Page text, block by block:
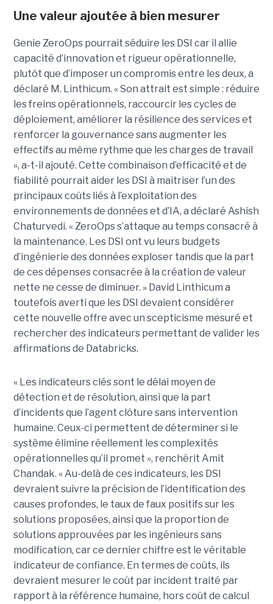
Une valeur ajoutée à bien mesurer
Genie ZeroOps pourrait séduire les DSI car il allie
capacité d’innovation et rigueur opérationnelle,
plutôt que d’imposer un compromis entre les deux, a
déclaré M. Linthicum. « Son attrait est simple : réduire
les freins opérationnels, raccourcir les cycles de
déploiement, améliorer la résilience des services et
renforcer la gouvernance sans augmenter les
effectifs au même rythme que les charges de travail
», a-t-il ajouté. Cette combinaison d’efficacité et de
fiabilité pourrait aider les DSI à maîtriser l’un des
principaux coûts liés à l’exploitation des
environnements de données et d’IA, a déclaré Ashish
Chaturvedi. « ZeroOps s’attaque au temps consacré à
la maintenance. Les DSI ont vu leurs budgets
d’ingénierie des données exploser tandis que la part
de ces dépenses consacrée à la création de valeur
nette ne cesse de diminuer. » David Linthicum a
toutefois averti que les DSI devaient considérer
cette nouvelle offre avec un scepticisme mesuré et
rechercher des indicateurs permettant de valider les
affirmations de Databricks.
« Les indicateurs clés sont le délai moyen de
détection et de résolution, ainsi que la part
d’incidents que l’agent clôture sans intervention
humaine. Ceux-ci permettent de déterminer si le
système élimine réellement les complexités
opérationnelles qu’il promet », renchérit Amit
Chandak. « Au-delà de ces indicateurs, les DSI
devraient suivre la précision de l’identification des
causes profondes, le taux de faux positifs sur les
solutions proposées, ainsi que la proportion de
solutions approuvées par les ingénieurs sans
modification, car ce dernier chiffre est le véritable
indicateur de confiance. En termes de coûts, ils
devraient mesurer le coût par incident traité par
rapport à la référence humaine, hors coût de calcul